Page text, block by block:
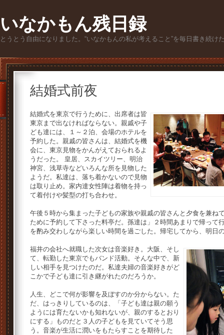
いなかもん残日録
とうとう自由になりました。“いなかもんの私が考えること”を毎日書き続け
結婚式前夜
結婚式を東京で行うために、出席者は皆
東京まで出なければならない。親戚や子
ども達には、１～２泊、会場のホテルを
予約した。親戚の皆さんは、結婚式を機
会に、東京見物をかんがえておられるよ
うだった。 皇居、スカイツリー、明治
神宮、浅草寺などいろんな所を見物した
ようだ。私達は、落ち着かないので見物
は取り止め。家内達女性陣は着物を持っ
て着付けや髪型の打ち合わせ。
午後５時から集まった子どもの家族や親戚の皆さんと夕食を兼ね
ために予約して下さった料亭だ。孫達は」２時間あまりで帰って
を酌み交わしながら楽しい時間を過ごした。帰宅してから、明日
福井の会社へ就職した次女は音楽好き。大阪、そし
て、転勤した東京でもバンド活動。そんな中で、新
しい相手を見つけたのだ。私達夫婦の音楽好きがど
こかで子ども達に引き継がれたのだろうか。
人生、どこで何が影響を及ぼすのか分からない。た
だ、はっきりしているのは、「子ども達は親の願う
ようには育たないかも知れないが、親のするとおり
にする」ものだと３人の子どもを見ていてそう思
う。音楽が生活に潤いをもたらすことを期待した